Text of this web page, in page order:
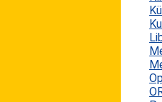
offensichtlichen Vorteile
Mobiltelefonen,
Rechnern, als dass sich die
zurückdrehen würde. Das
hat in
Insurance Digital
untersucht, wie weit die